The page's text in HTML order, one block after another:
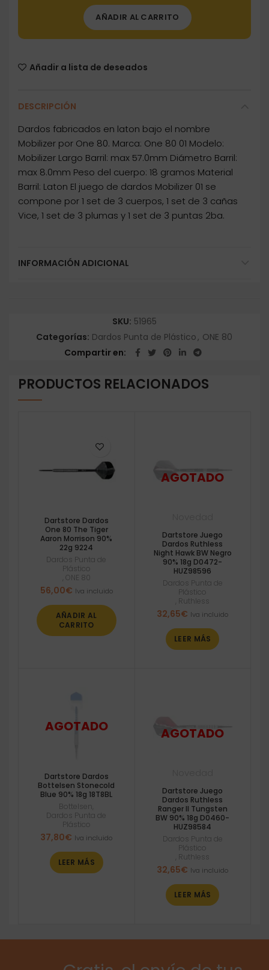
AÑADIR AL CARRITO
Añadir a lista de deseados
DESCRIPCIÓN
Dardos fabricados en laton bajo el nombre
Mobilizer por One 80. Marca: One 80 01 Modelo:
Mobilizer Largo Barril: max 57.0mm Diámetro Barril:
max 8.0mm Peso del cuerpo: 18 gramos Material
Barril: Laton El juego de dardos Mobilizer 01 se
compone por 1 set de 3 cuerpos, 1 set de 3 cañas
Vice, 1 set de 3 plumas y 1 set de 3 puntas 2ba.
INFORMACIÓN ADICIONAL
SKU: 51965
Categorías: Dardos Punta de Plástico, ONE 80
Compartir en
PRODUCTOS RELACIONADOS
Dartstore Dardos
One 80 The Tiger
Aaron Morrison 90%
22g 9224
Dardos Punta de
Plástico
ONE 80
56,00€ Iva incluido
AÑADIR AL
CARRITO
Dartstore Juego
Dardos Ruthless
Night Hawk BW Negro
90% 18g D0472-
HUZ98596
Dardos Punta de
Plástico
Ruthless
32,65€ Iva incluido
LEER MÁS
Dartstore Dardos
Bottelsen Stonecold
Blue 90% 18g 18T8BL
Bottelsen
Dardos Punta de
Plástico
37,80€ Iva incluido
LEER MÁS
Dartstore Juego
Dardos Ruthless
Ranger II Tungsten
BW 90% 18g D0460-
HUZ98584
Dardos Punta de
Plástico
Ruthless
32,65€ Iva incluido
LEER MÁS